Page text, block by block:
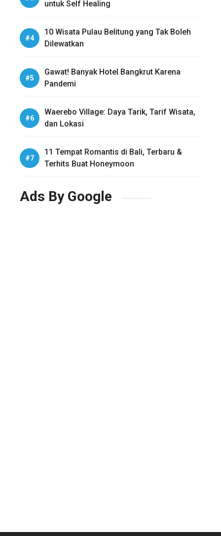
untuk Self Healing
10 Wisata Pulau Belitung yang Tak Boleh
Dilewatkan
Gawat! Banyak Hotel Bangkrut Karena
Pandemi
Waerebo Village: Daya Tarik, Tarif Wisata,
dan Lokasi
11 Tempat Romantis di Bali, Terbaru &
Terhits Buat Honeymoon
Ads By Google